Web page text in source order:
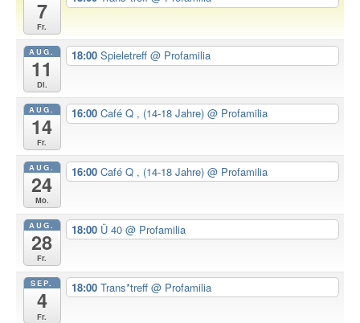
7
Fr.
AUG.
11
Di.
18:00 Spieletreff @ Profamilia
AUG.
14
Fr.
16:00 Café Q , (14-18 Jahre) @ Profamilia
AUG.
24
Mo.
16:00 Café Q , (14-18 Jahre) @ Profamilia
AUG.
28
Fr.
18:00 Ü 40 @ Profamilia
SEP.
4
Fr.
18:00 Trans*treff @ Profamilia